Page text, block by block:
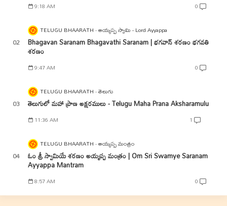
9:18 AM 0
TELUGU BHAARATH అయ్యప్ప స్వామి - Lord Ayyappa
Bhagavan Saranam Bhagavathi Saranam | భగవాన్ శరణం భగవతి
శరణం
9:47 AM 0
TELUGU BHAARATH తెలుగు
తెలుగులో మహా ప్రాణ అక్షరములు - Telugu Maha Prana Aksharamulu
11:36 AM 1
TELUGU BHAARATH అయ్యప్ప మంత్రం
ఓం శ్రీ స్వామియే శరణం అయ్యప్ప మంత్రం | Om Sri Swamye Saranam
Ayyappa Mantram
8:57 AM 0